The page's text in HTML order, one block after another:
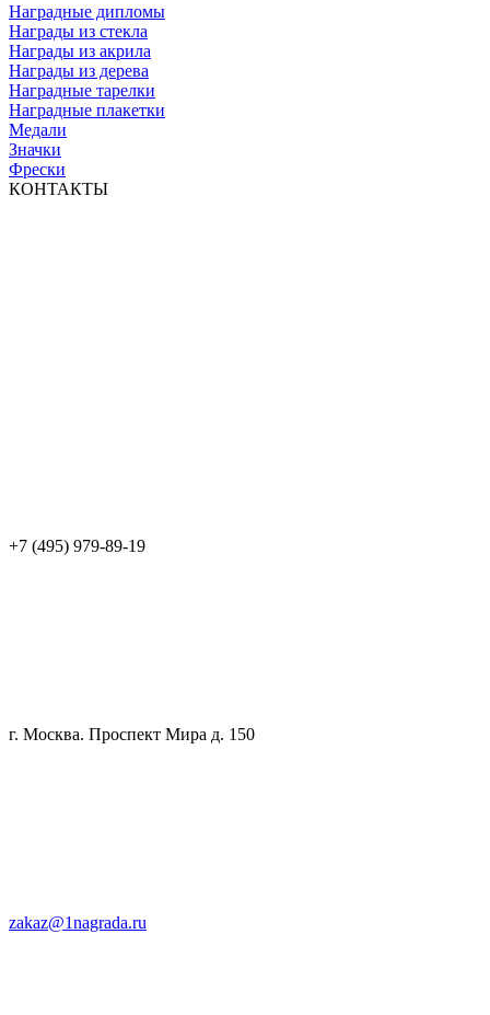
Наградные дипломы
Награды из стекла
Награды из акрила
Награды из дерева
Наградные тарелки
Наградные плакетки
Медали
Значки
Фрески
КОНТАКТЫ
+7 (495) 979-89-19
г. Москва. Проспект Мира д. 150
zakaz@1nagrada.ru